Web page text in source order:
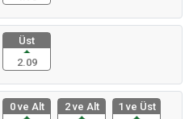
Üst
2.09
0 ve Alt
2 ve Alt
1 ve Üst